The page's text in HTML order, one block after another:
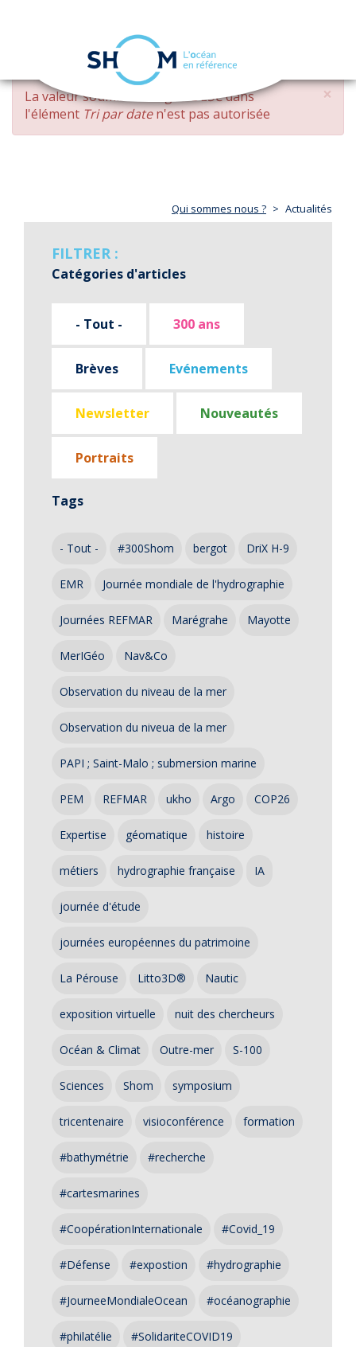
Aller
contenu
principal
navigation
×
MESSAGE
D'ERREUR
La valeur soumise changed DESCdans
l'élément Tri par daten'est pas autorisée
Qui sommes nous ? Actualités
FILTRER :
Catégories d'articles
- Tout - 300 ans
Brèves Evénements
Newsletter Nouveautés
Portraits
Tags
- Tout - #300Shom bergot DriX H-9
EMR Journée mondiale de l'hydrographie
Journées REFMAR Marégrahe Mayotte
MerIGéo Nav&Co
Observation du niveau de la mer
Observation du niveua de la mer
PAPI ; Saint-Malo ; submersion marine
PEM REFMAR ukho Argo COP26
Expertise géomatique histoire
métiers hydrographie française IA
journée d'étude
journées européennes du patrimoine
La Pérouse Litto3D® Nautic
exposition virtuelle nuit des chercheurs
Océan & Climat Outre-mer S-100
Sciences Shom symposium
tricentenaire visioconférence formation
#bathymétrie #recherche
#cartesmarines
#CoopérationInternationale #Covid_19
#Défense #expostion #hydrographie
#JourneeMondialeOcean #océanographie
#philatélie #SolidariteCOVID19